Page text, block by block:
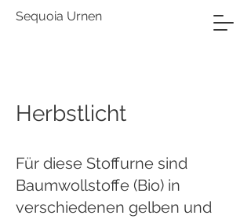
Sequoia Urnen
Herbstlicht
Für diese Stoffurne sind
Baumwollstoffe (Bio) in
verschiedenen gelben und